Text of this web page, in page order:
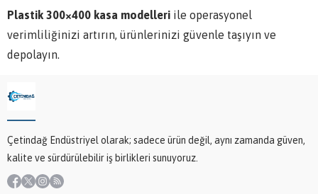
Plastik 300×400 kasa modelleri ile operasyonel
verimliliğinizi artırın, ürünlerinizi güvenle taşıyın ve
depolayın.
Çetindağ Endüstriyel olarak; sadece ürün değil, aynı zamanda güven,
kalite ve sürdürülebilir iş birlikleri sunuyoruz.